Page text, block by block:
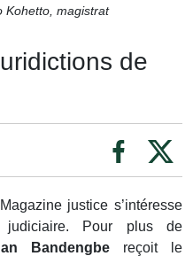
Kohetto, magistrat
de
justice s’intéresse
judiciaire. Pour plus de
Bandengbe reçoit le